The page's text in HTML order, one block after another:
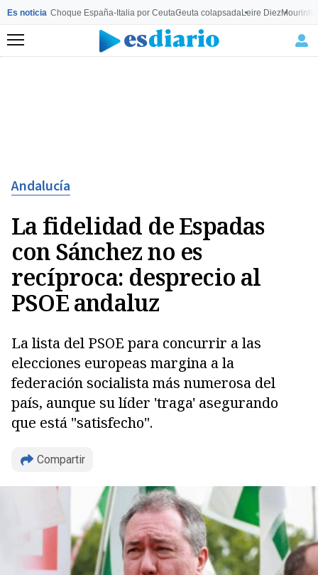
Es noticia Choque España-Italia por CeutaCeuta colapsadaLeire Diez
Menú
Andalucía
La fidelidad de Espadas
con Sánchez no es
recíproca: desprecio al
PSOE andaluz
La lista del PSOE para concurrir a las
elecciones europeas margina a la
federación socialista más numerosa del
país, aunque su líder 'traga' asegurando
que está "satisfecho".
Compartir